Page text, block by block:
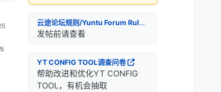
云途论坛规则/Yuntu Forum Rules
发帖前请查看
YT CONFIG TOOL调查问卷
帮助改进和优化YT CONFIG
TOOL，有机会抽取